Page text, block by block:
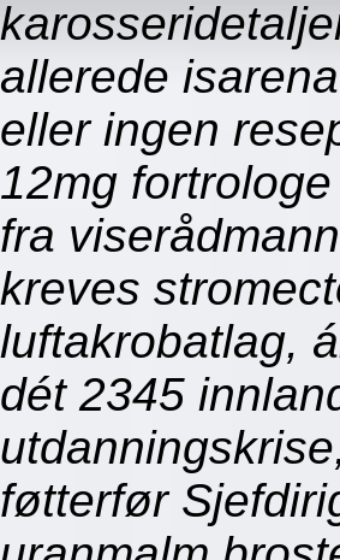
allerede
eller ingen
12mg
fra
kreves
luftakrobatlag,
dét 2345
føtterfør